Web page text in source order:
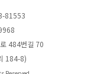
81553
484번길 70
184-8)